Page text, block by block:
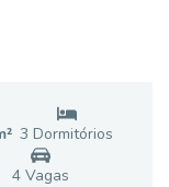
3 Dormitórios
4Vagas